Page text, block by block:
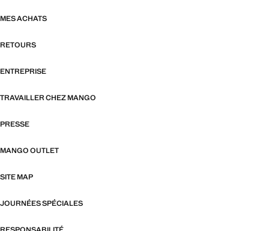
MES ACHATS
RETOURS
ENTREPRISE
TRAVAILLER CHEZ MANGO
PRESSE
MANGO OUTLET
SITE MAP
JOURNÉES SPÉCIALES